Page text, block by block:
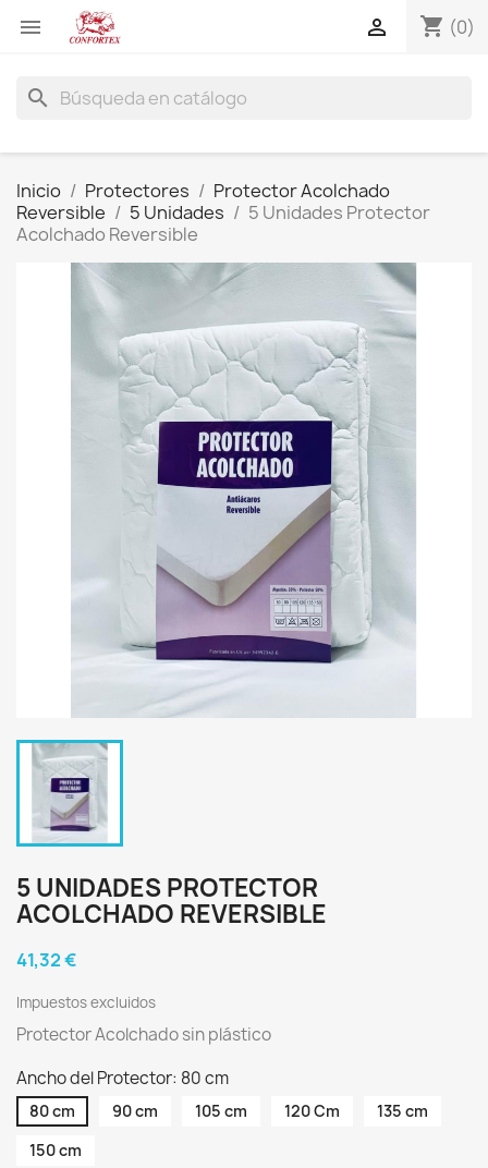
 shopping_cart (0)

search
Inicio Protectores
Protector Acolchado
Reversible
5 Unidades
5 Unidades Protector
Acolchado Reversible
5 UNIDADES PROTECTOR
ACOLCHADO REVERSIBLE
41,32 €
Impuestos excluidos
Protector Acolchado sin plástico
Ancho del Protector: 80 cm
80 cm 90 cm 105 cm 120 Cm
135 cm
150 cm